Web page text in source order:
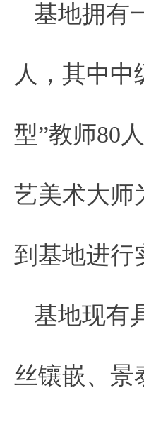
基地拥有
人，其中中
型”教师80
艺美术大师
到基地进行
基地现有
丝镶嵌、景